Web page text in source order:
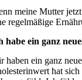
meine Mutter
regelmäßige
habe ein ganz
haben ein ganz
hat